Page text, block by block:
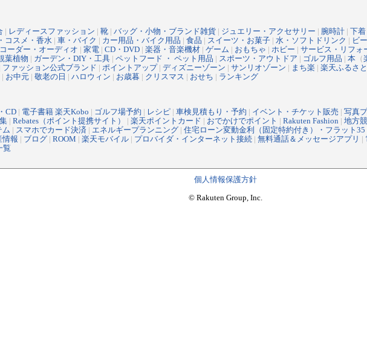
| レディースファッション | 靴 | バッグ・小物・ブランド雑貨 | ジュエリー・アクセサリー | 腕時計 | 下
コスメ・香水 | 車・バイク | カー用品・バイク用品 | 食品 | スイーツ・お菓子 | 水・ソフトドリンク | ビ
ーダー・オーディオ | 家電 | CD・DVD | 楽器・音楽機材 | ゲーム | おもちゃ | ホビー | サービス・リフォ
葉植物 | ガーデン・DIY・工具 | ペットフード ・ ペット用品 | スポーツ・アウトドア | ゴルフ用品 | 本 （
ファッション公式ブランド | ポイントアップ| ディズニーゾーン | サンリオゾーン | まち楽 | 楽天ふるさ
| お中元 | 敬老の日 | ハロウィン | お歳暮 | クリスマス | おせち | ランキング
CD | 電子書籍 楽天Kobo | ゴルフ場予約 | レシピ | 車検見積もり・予約 | イベント・チケット販売 | 写真
| Rebates（ポイント提携サイト） | 楽天ポイントカード | おでかけでポイント | Rakuten Fashion | 地方
ム | スマホでカード決済 | エネルギープランニング | 住宅ローン変動金利（固定特約付き）・フラット35
情報 | ブログ | ROOM | 楽天モバイル | プロバイダ・インターネット接続 | 無料通話＆メッセージアプリ |
覧
個人情報保護方針
© Rakuten Group, Inc.